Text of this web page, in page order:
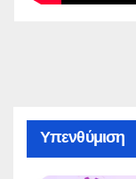
Υπενθύμιση